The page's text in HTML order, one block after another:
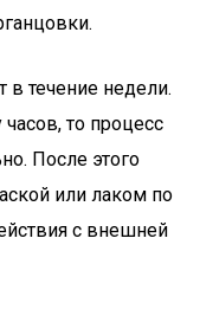
в течение недели.
то процесс
После этого
или лаком по
с внешней